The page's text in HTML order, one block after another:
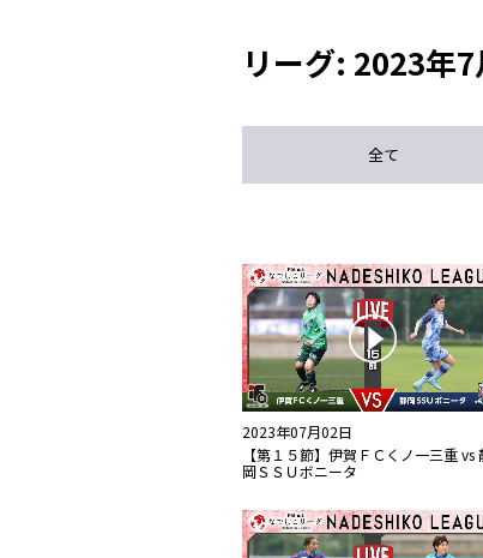
リーグ: 2023年
全て
2023年07月02日
【第１５節】伊賀ＦＣくノ一三重 vs
岡ＳＳＵボニータ